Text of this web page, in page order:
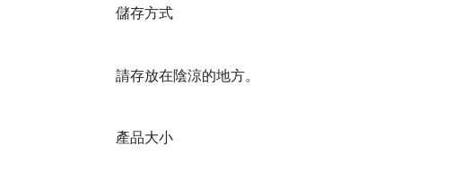
儲存方式
請存放在陰涼的地方。
產品大小